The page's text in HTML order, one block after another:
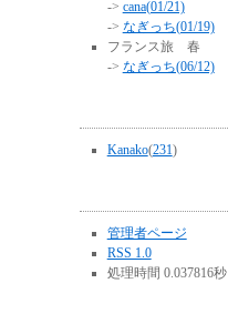
-> cana(01/21)
-> なぎっち(01/19)
フランス旅 春
-> なぎっち(06/12)
Kanako(231)
管理者ページ
RSS 1.0
処理時間 0.037816秒